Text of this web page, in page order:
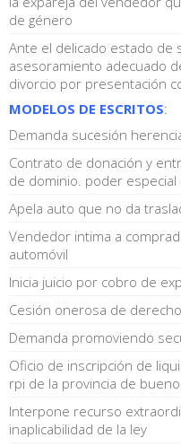
de género
Ante el delicado estado de
asesoramiento adecuado
divorcio por presentación
MODELOS DE ESCRITOS:
Demanda sucesión
Contrato de donación y
de dominio. poder
Apela auto que no da
Vendedor intima a
automóvil
Inicia juicio por cobro de
Cesión onerosa de
Demanda promoviendo
Oficio de inscripción de
rpi de la provincia de
Interpone recurso
inaplicabilidad de la ley